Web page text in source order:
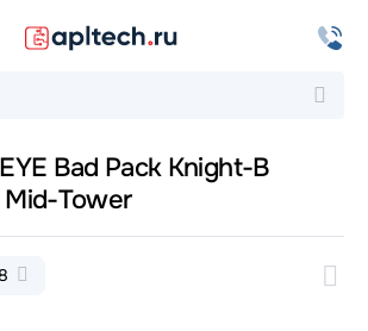
Bad Pack Knight-B
Mid-Tower